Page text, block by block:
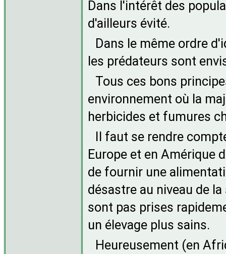
Dans l'intérêt des
d'ailleurs évité.
Dans le même ordre
les prédateurs sont
Tous ces bons
environnement où la
herbicides et fumures
Il faut se rendre
Europe et en Amérique
de fournir une
désastre au niveau de
sont pas prises
un élevage plus sains.
Heureusement (en